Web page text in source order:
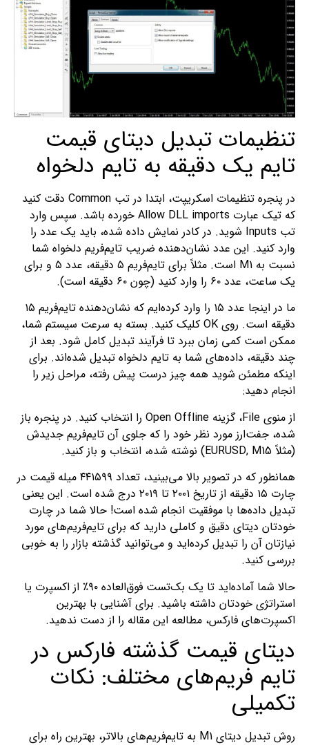
تنظیمات تبدیل دیتای قیمت
تایم یک دقیقه به تایم دلخواه
در پنجره تنظیمات اسکریپت، ابتدا در تب Common دقت کنید
که تیک عبارت Allow DLL imports خورده باشد. سپس وارد
تب Inputs شوید. در کادر نمایش داده شده، باید یک عدد را
وارد کنید. این عدد نشان‌دهنده ضریب تایم‌فریم دلخواه شما
نسبت به M1 است. مثلاً برای تایم‌فریم ۵ دقیقه، عدد ۵ و برای
یک ساعت، عدد ۶۰ را وارد کنید (چون ۶۰ دقیقه است).
ما در اینجا عدد ۱۵ را وارد کرده‌ایم که نشان‌دهنده تایم‌فریم ۱۵
دقیقه است. روی OK کلیک کنید. بسته به سرعت سیستم شما،
ممکن است کمی زمان ببرد تا فرآیند تبدیل کامل شود. بعد از
چند دقیقه، داده‌های شما به تایم دلخواه تبدیل شده‌اند. برای
اینکه مطمئن شوید همه چیز درست پیش رفته، مراحل زیر را
انجام دهید:
از منوی File، گزینه Open Offline را انتخاب کنید. در پنجره باز
شده، جفت‌ارز مورد نظر خود را که جلوی آن تایم‌فریم جدیدش
(مثلاً EURUSD, M15) نوشته شده، انتخاب و باز کنید.
همانطور که در تصویر بالا می‌بینید، تعداد ۴۴۱۵۹۹ میله قیمت در
چارت ۱۵ دقیقه از تاریخ ۲۰۰۱ تا ۲۰۱۹ درج شده است. این یعنی
تبدیل داده‌ها با موفقیت انجام شده است! حالا شما در چارت
خودتان دیتای دقیق و کاملی دارید که برای تایم‌فریم‌های مورد
نیازتان آن را تبدیل کرده‌اید و می‌توانید گذشته بازار را به خوبی
بررسی کنید.
حالا شما آماده‌اید تا یک بک‌تست فوق‌العاده ۹۰٪ از اکسپرت یا
استراتژی خودتان داشته باشید. برای آشنایی با بهترین
اکسپرت‌های فارکس، مطالعه این مقاله را از دست ندهید.
دیتای قیمت گذشته فارکس در
تایم فریم‌های مختلف: نکات
تکمیلی
روش تبدیل دیتای M1 به تایم‌فریم‌های بالاتر، بهترین راه برای